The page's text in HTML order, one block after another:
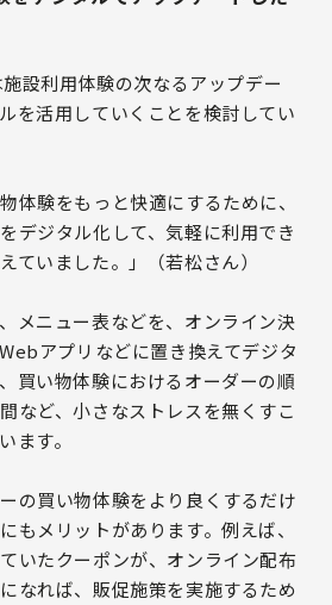
設利用体験の次なるアップデー
を活用していくことを検討してい
体験をもっと快適にするために、
デジタル化して、気軽に利用でき
ていました。」（若松さん）
メニュー表などを、オンライン決
アプリなどに置き換えてデジタ
買い物体験におけるオーダーの順
など、小さなストレスを無くすこ
ます。
の買い物体験をより良くするだけ
もメリットがあります。例えば、
いたクーポンが、オンライン配布
なれば、販促施策を実施するため